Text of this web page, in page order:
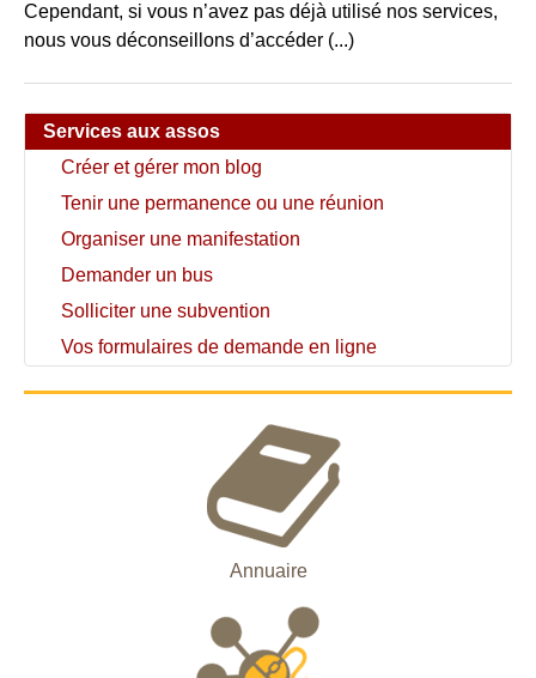
Cependant, si vous n’avez pas déjà utilisé nos services,
nous vous déconseillons d’accéder (...)
Services aux assos
Créer et gérer mon blog
Tenir une permanence ou une réunion
Organiser une manifestation
Demander un bus
Solliciter une subvention
Vos formulaires de demande en ligne
Annuaire